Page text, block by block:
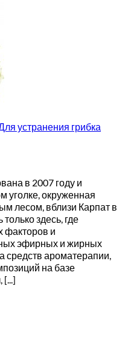
устранения грибка
в 2007 году и
уголке, окруженная
лесом, вблизи Карпат в
здесь, где
факторов и
эфирных и жирных
средств ароматерапии,
на базе
[...]